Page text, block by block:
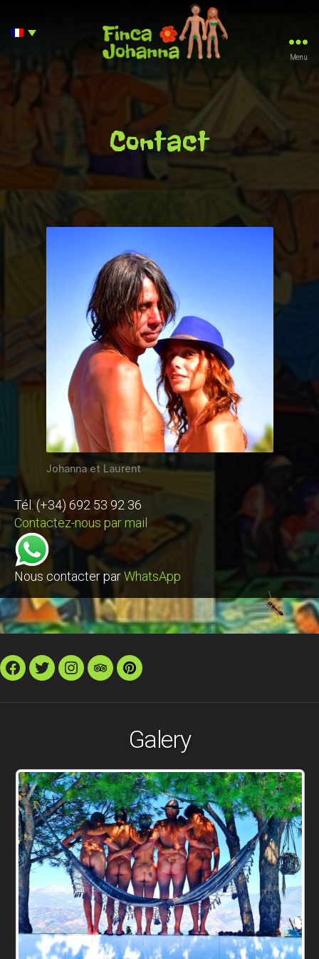
Johanna
Menu
Contact
Johanna et Laurent
Tél. (+34) 692 53 92 36
Contactez-nous par mail
Nous contacter parWhatsApp
Facebook
TwitterInstagramTripAdvisor
Pinterest
Galery